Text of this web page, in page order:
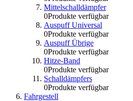
Mittelschalldämpfer
0Produkte verfügbar
Auspuff Universal
0Produkte verfügbar
Auspuff Übrige
0Produkte verfügbar
Hitze-Band
0Produkte verfügbar
Schalldämpfers
0Produkte verfügbar
Fahrgestell